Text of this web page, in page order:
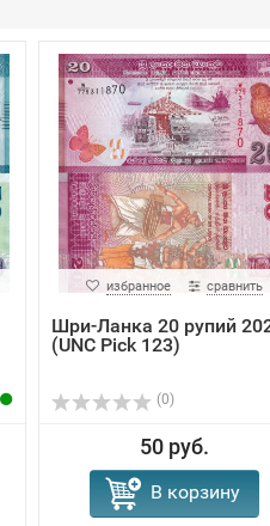
избранное сравнить
Шри-Ланка 20 рупий
(UNC Pick 123)
(0)
50 руб.
В корзину